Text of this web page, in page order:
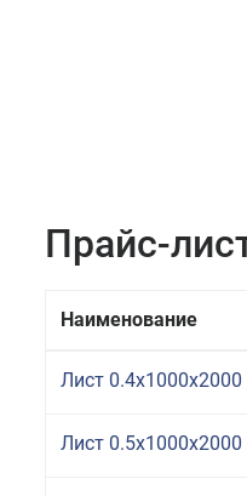
Прайс-
Наименование
Лист 0.4x1000x2000
Лист 0.5x1000x2000